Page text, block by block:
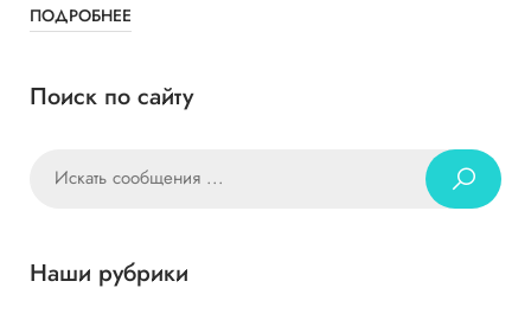
ПОДРОБНЕЕ
Поиск по сайту
Наши рубрики